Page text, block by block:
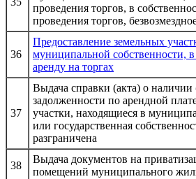
проведения торгов, в
проведения торгов,
36
Предоставление земельных
муниципальной собственности, в
аренду на торгах
37
Выдача справки (акта) о наличии
задолженности по арендной
участки, находящиеся в
или государственная
разграничена
38
Выдача документов на
помещений муниципального